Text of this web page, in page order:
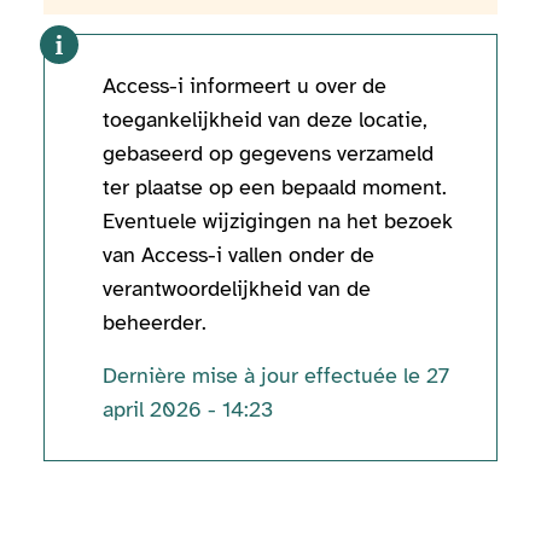
Access-i informeert u over de
toegankelijkheid van deze locatie,
gebaseerd op gegevens verzameld
ter plaatse op een bepaald moment.
Eventuele wijzigingen na het bezoek
van Access-i vallen onder de
verantwoordelijkheid van de
beheerder.
Dernière mise à jour effectuée le 27
april 2026 - 14:23